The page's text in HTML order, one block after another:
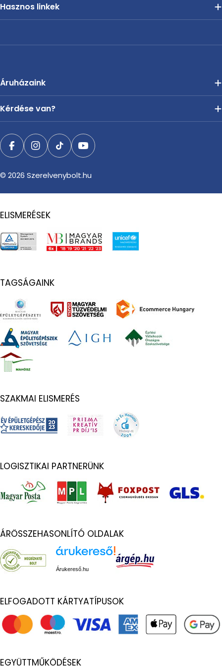
Hasznos linkek
Áruházaink
Kérdése van?
FacebookInstagram
TikTokYouTube
© 2026 Szerelvenybolt.hu
ELISMERÉSEK
TAGSÁGAINK
SZAKMAI ELISMERÉS
LOGISZTIKAI PARTNERÜNK
ÁRÖSSZEHASONLÍTÓ OLDALAK
Árukereső.hu
ELFOGADOTT KÁRTYATÍPUSOK
EGYÜTTMŰKÖDÉSEK